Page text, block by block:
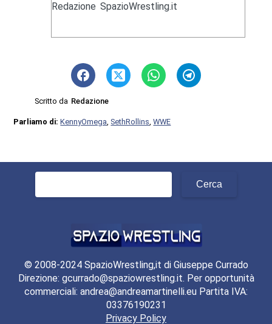
Redazione SpazioWrestling.it
Scritto da Redazione
Parliamo di:KennyOmega,SethRollins,WWE
Ricerca
© 2008-2024 SpazioWrestling,it di Giuseppe Currado
Direzione: gcurrado@spaziowrestling.it. Per opportunità
commerciali: andrea@andreamartinelli.eu Partita IVA:
03376190231
Privacy Policy